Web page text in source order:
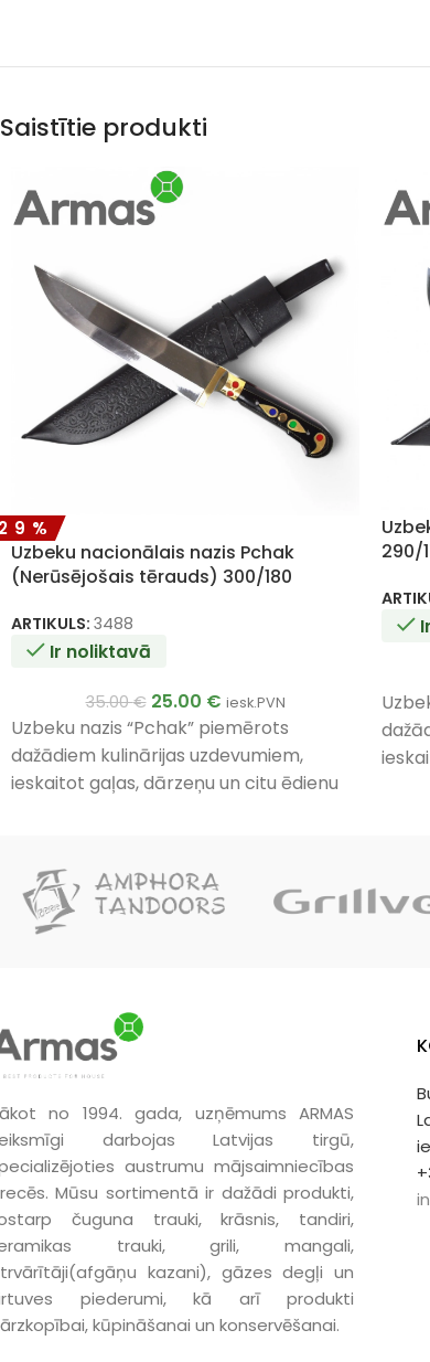
Saistītie produkti
Uzbeku nacionālais nazis Pchak
(Nerūsējošais tērauds) 300/180
ARTIKULS: 3488
Ir noliktavā
35.00€ 25.00 € iesk.PVN
Uzbeku nazis “Pchak” piemērots
dažādiem kulinārijas uzdevumiem,
ieskaitot gaļas, dārzeņu un citu ēdienu
efektivitāti lietošanā.
Meistara roku darbs.
Unikāla kvalitāte.
290/
Ļoti
no 1994. gada, uzņēmums ARMAS
darbojas Latvijas tirgū,
austrumu mājsaimniecības
Mūsu sortimentā ir dažādi produkti,
čuguna trauki, krāsnis, tandiri,
trauki, grili, mangali,
kazani), gāzes degļi un
piederumi, kā arī produkti
kūpināšanai un konservēšanai.